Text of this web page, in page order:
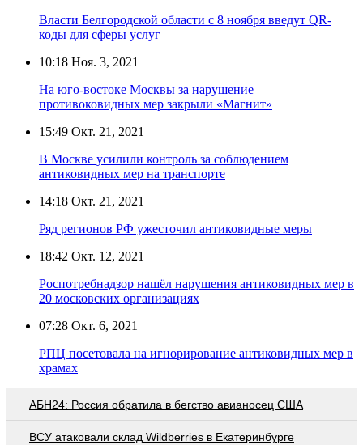
Власти Белгородской области с 8 ноября введут QR-
коды для сферы услуг
10:18 Ноя. 3, 2021
На юго-востоке Москвы за нарушение
противоковидных мер закрыли «Магнит»
15:49 Окт. 21, 2021
В Москве усилили контроль за соблюдением
антиковидных мер на транспорте
14:18 Окт. 21, 2021
Ряд регионов РФ ужесточил антиковидные меры
18:42 Окт. 12, 2021
Роспотребнадзор нашёл нарушения антиковидных мер в
20 московских организациях
07:28 Окт. 6, 2021
РПЦ посетовала на игнорирование антиковидных мер в
храмах
АБН24: Россия обратила в бегство авианосец США
ВСУ атаковали склад Wildberries в Екатеринбурге